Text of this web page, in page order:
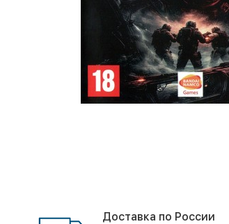
Доставка по России